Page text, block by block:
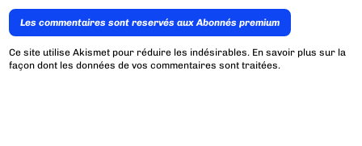
Les commentaires sont reservés aux Abonnés premium
Ce site utilise Akismet pour réduire les indésirables. En savoir plus sur la
façon dont les données de vos commentaires sont traitées.